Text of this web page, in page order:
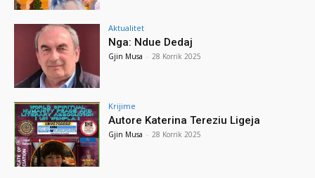
Aktualitet
Nga: Ndue Dedaj
Gjin Musa - 28 Korrik 2025
Krijime
Autore Katerina Tereziu Ligeja
Gjin Musa - 28 Korrik 2025